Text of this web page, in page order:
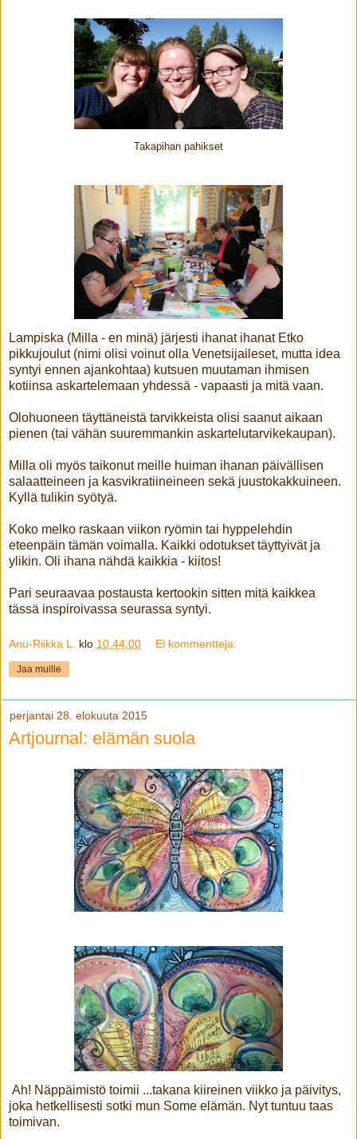
Takapihan pahikset
Lampiska (Milla - en minä) järjesti ihanat ihanat Etko
pikkujoulut (nimi olisi voinut olla Venetsijaileset, mutta idea
syntyi ennen ajankohtaa) kutsuen muutaman ihmisen
kotiinsa askartelemaan yhdessä - vapaasti ja mitä vaan.
Olohuoneen täyttäneistä tarvikkeista olisi saanut aikaan
pienen (tai vähän suuremmankin askartelutarvikekaupan).
Milla oli myös taikonut meille huiman ihanan päivällisen
salaatteineen ja kasvikratiineineen sekä juustokakkuineen.
Kyllä tulikin syötyä.
Koko melko raskaan viikon ryömin tai hyppelehdin
eteenpäin tämän voimalla. Kaikki odotukset täyttyivät ja
ylikin. Oli ihana nähdä kaikkia - kiitos!
Pari seuraavaa postausta kertookin sitten mitä kaikkea
tässä inspiroivassa seurassa syntyi.
Anu-Riikka L. klo 10.44.00 Ei kommentteja:
Jaa muille
perjantai 28. elokuuta 2015
Artjournal: elämän suola
Ah! Näppäimistö toimii ...takana kiireinen viikko ja päivitys,
joka hetkellisesti sotki mun Some elämän. Nyt tuntuu taas
toimivan.